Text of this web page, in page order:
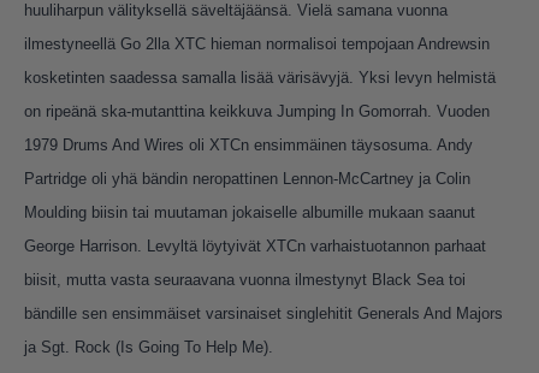
huuliharpun välityksellä säveltäjäänsä. Vielä samana vuonna
ilmestyneellä Go 2lla XTC hieman normalisoi tempojaan Andrewsin
kosketinten saadessa samalla lisää värisävyjä. Yksi levyn helmistä
on ripeänä ska-mutanttina keikkuva Jumping In Gomorrah. Vuoden
1979 Drums And Wires oli XTCn ensimmäinen täysosuma. Andy
Partridge oli yhä bändin neropattinen Lennon-McCartney ja Colin
Moulding biisin tai muutaman jokaiselle albumille mukaan saanut
George Harrison. Levyltä löytyivät XTCn varhaistuotannon parhaat
biisit, mutta vasta seuraavana vuonna ilmestynyt Black Sea toi
bändille sen ensimmäiset varsinaiset singlehitit Generals And Majors
ja Sgt. Rock (Is Going To Help Me).